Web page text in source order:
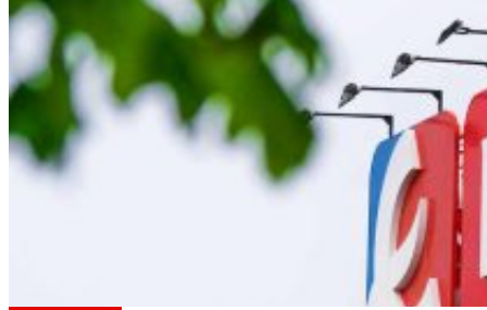
Fundación
A través de nuestra Fundación
EROSKI